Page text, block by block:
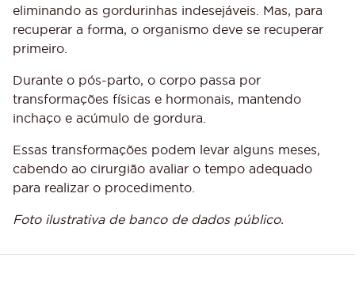
eliminando as gordurinhas indesejáveis. Mas, para
recuperar a forma, o organismo deve se recuperar
primeiro.
Durante o pós-parto, o corpo passa por
transformações físicas e hormonais, mantendo
inchaço e acúmulo de gordura.⠀⠀
Essas transformações podem levar alguns meses,
cabendo ao cirurgião avaliar o tempo adequado
para realizar o procedimento.
Foto ilustrativa de banco de dados público.